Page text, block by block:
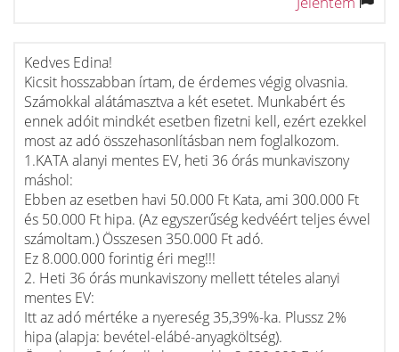
Kedves Edina!
Kicsit hosszabban írtam, de érdemes végig olvasnia.
Számokkal alátámasztva a két esetet. Munkabért és
ennek adóit mindkét esetben fizetni kell, ezért ezekkel
most az adó összehasonlításban nem foglalkozom.
1.KATA alanyi mentes EV, heti 36 órás munkaviszony
máshol:
Ebben az esetben havi 50.000 Ft Kata, ami 300.000 Ft
és 50.000 Ft hipa. (Az egyszerűség kedvéért teljes évvel
számoltam.) Összesen 350.000 Ft adó.
Ez 8.000.000 forintig éri meg!!!
2. Heti 36 órás munkaviszony mellett tételes alanyi
mentes EV:
Itt az adó mértéke a nyereség 35,39%-ka. Plussz 2%
hipa (alapja: bevétel-elábé-anyagköltség).